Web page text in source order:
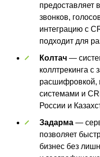
предоставляет
звонков,
интеграцию с
подходит для
Колтач —
коллтрекинга с
расшифровкой,
системами и
России и
Задарма —
позволяет
бизнес без